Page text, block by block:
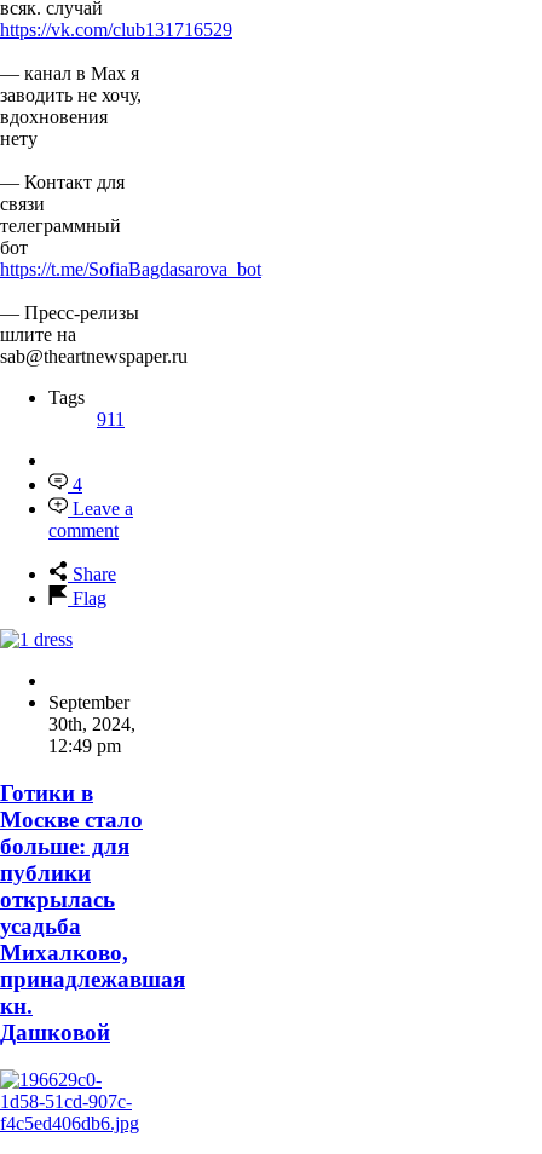
всяк. случай
https://vk.com/club131716529
— канал в Мах я
заводить не хочу,
вдохновения
нету
— Контакт для
связи
телеграммный
бот
https://t.me/SofiaBagdasarova_bot
— Пресс-релизы
шлите на
sab@theartnewspaper.ru
Tags
911
4
Leave a
comment
Share
Flag
September
30th, 2024,
12:49 pm
Готики в
Москве стало
больше: для
публики
открылась
усадьба
Михалково,
принадлежавшая
кн.
Дашковой